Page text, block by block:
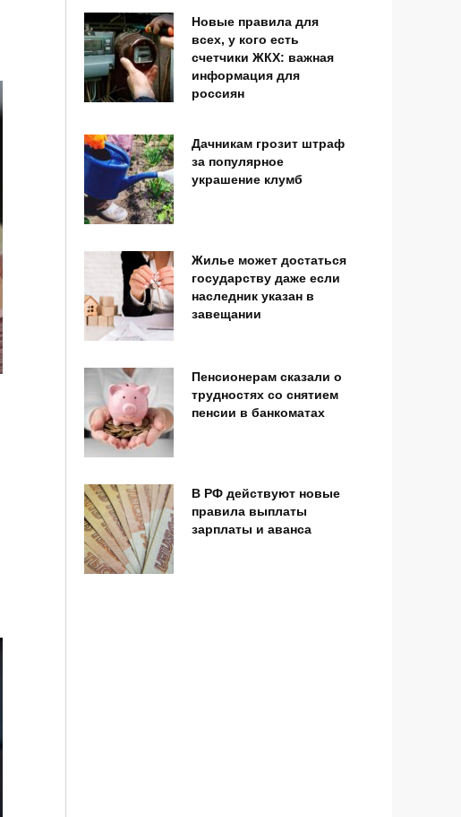
Новые правила для
всех, у кого есть
счетчики ЖКХ: важная
информация для
россиян
Дачникам грозит штраф
за популярное
украшение клумб
Жилье может достаться
государству даже если
наследник указан в
завещании
Пенсионерам сказали о
трудностях со снятием
пенсии в банкоматах
В РФ действуют новые
правила выплаты
зарплаты и аванса